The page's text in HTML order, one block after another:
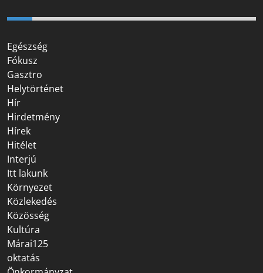
Egészség
Fókusz
Gasztro
Helytörténet
Hír
Hirdetmény
Hírek
Hitélet
Interjú
Itt lakunk
Környezet
Közlekedés
Közösség
Kultúra
Márai125
oktatás